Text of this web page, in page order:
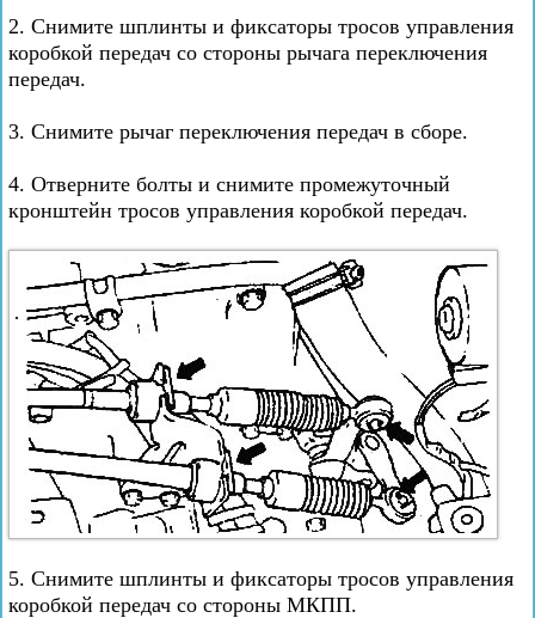
2. Снимите шплинты и фиксаторы тросов управления
коробкой передач со стороны рычага переключения
передач.
3. Снимите рычаг переключения передач в сборе.
4. Отверните болты и снимите промежуточный
кронштейн тросов управления коробкой передач.
5. Снимите шплинты и фиксаторы тросов управления
коробкой передач со стороны МКПП.